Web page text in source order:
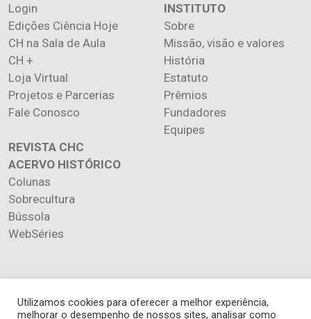
Login
Edições Ciência Hoje
CH na Sala de Aula
CH +
Loja Virtual
Projetos e Parcerias
Fale Conosco
INSTITUTO
Sobre
Missão, visão e valores
História
Estatuto
Prêmios
Fundadores
Equipes
REVISTA CHC
ACERVO HISTÓRICO
Colunas
Sobrecultura
Bússola
WebSéries
Copyright 2026 INSTITUTO CIÊNCIA HOJE. Todos os direitos
Utilizamos cookies para oferecer a melhor experiência,
melhorar o desempenho de nossos sites, analisar como